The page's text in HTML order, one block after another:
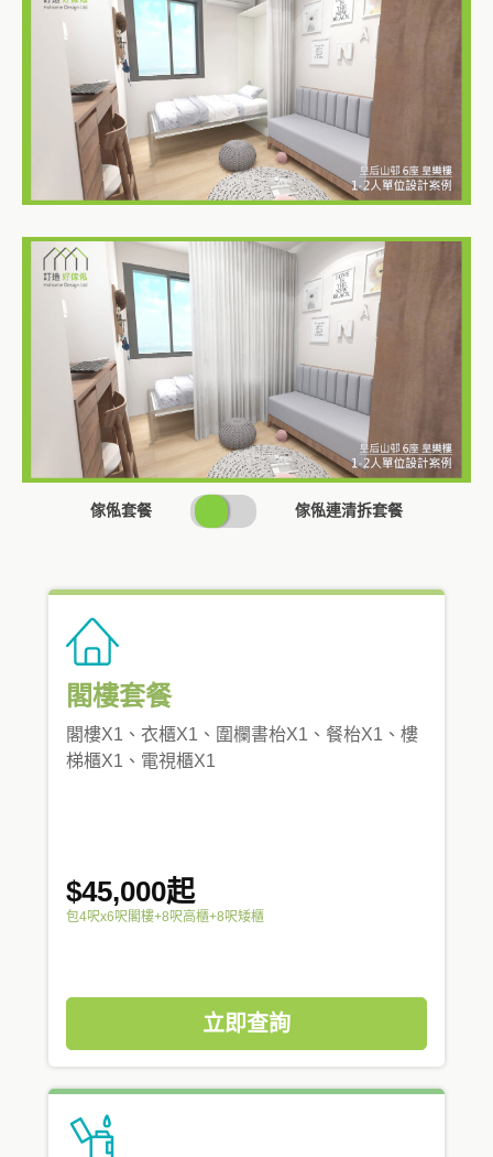
傢俬套餐
SWITCH
PRICING
傢俬連清拆套餐
閣樓套餐
閣樓X1、衣櫃X1、圍欄書枱X1、餐枱X1、樓
梯櫃X1、電視櫃X1
$45,000起
包4呎x6呎閣樓+8呎高櫃+8呎矮櫃
立即查詢